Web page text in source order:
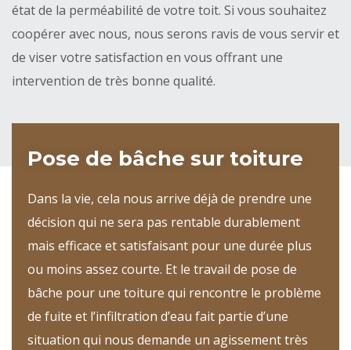
état de la perméabilité de votre toit. Si vous souhaitez
coopérer avec nous, nous serons ravis de vous servir et
de viser votre satisfaction en vous offrant une
intervention de très bonne qualité.
Pose de bâche sur toiture
Dans la vie, cela nous arrive déjà de prendre une
décision qui ne sera pas rentable durablement
mais efficace et satisfaisant pour une durée plus
ou moins assez courte. Et le travail de pose de
bâche pour une toiture qui rencontre le problème
de fuite et l’infiltration d’eau fait partie d’une
situation qui nous demande un agissement très